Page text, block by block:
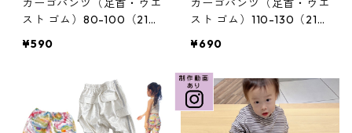
カーゴパンツ（足首・ウエ
スト ゴム）80-100（219
¥590
カーゴパンツ（足首・ウエ
スト ゴム）110-130（219
¥690